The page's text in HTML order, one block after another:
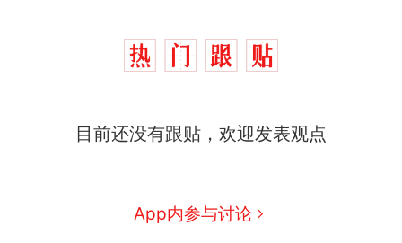
目前还没有跟贴，欢迎发表观点
App内参与讨论
争议，此前一天内数万人从摩
洛哥涌入西班牙
新 费大厨“全国小炒肉大王”称
号，仅凭视频评出？中国烹饪